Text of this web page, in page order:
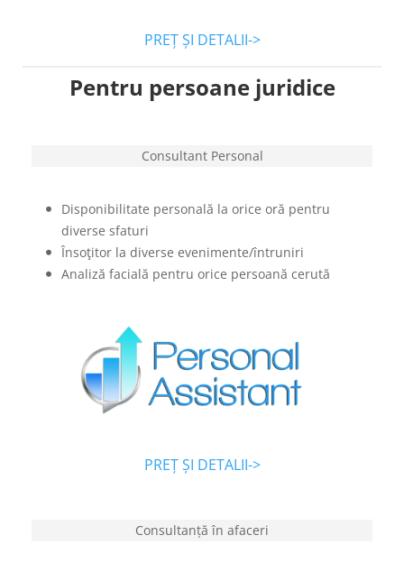
PREȚ ȘI DETALII->
Pentru persoane juridice
Consultant Personal
Disponibilitate personală la orice oră pentru
diverse sfaturi
Însoţitor la diverse evenimente/întruniri
Analiză facială pentru orice persoană cerută
PREȚ ȘI DETALII->
Consultanță în afaceri